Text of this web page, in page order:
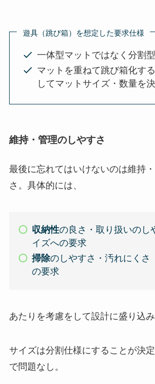
遊具（跳び箱）を想定した要求仕様
一体型マットではなく分割
マットを重ねて跳び箱化す
してマットサイズ・数量を
維持・管理のしやすさ
最後に忘れてはいけないのは維持
さ。具体的には、
収納性の良さ・取り扱いの
イズへの要求
掃除のしやすさ・汚れにく
の要求
あたりを考慮をして設計に盛り込み
サイズは分割仕様にすることが決
で問題なし。